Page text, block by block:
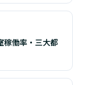
稼働率・三大都